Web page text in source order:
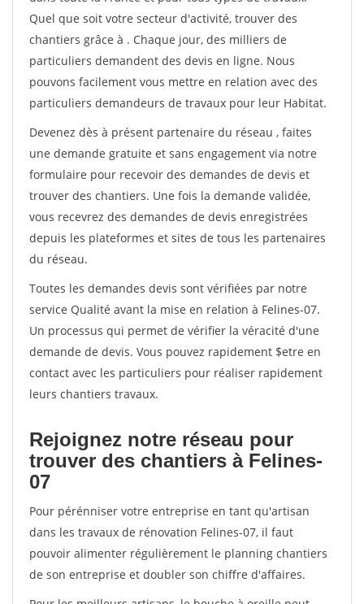
Quel que soit votre secteur d'activité, trouver des
chantiers grâce à . Chaque jour, des milliers de
particuliers demandent des devis en ligne. Nous
pouvons facilement vous mettre en relation avec des
particuliers demandeurs de travaux pour leur Habitat.
Devenez dès à présent partenaire du réseau , faites
une demande gratuite et sans engagement via notre
formulaire pour recevoir des demandes de devis et
trouver des chantiers. Une fois la demande validée,
vous recevrez des demandes de devis enregistrées
depuis les plateformes et sites de tous les partenaires
du réseau.
Toutes les demandes devis sont vérifiées par notre
service Qualité avant la mise en relation à Felines-07.
Un processus qui permet de vérifier la véracité d'une
demande de devis. Vous pouvez rapidement $etre en
contact avec les particuliers pour réaliser rapidement
leurs chantiers travaux.
Rejoignez notre réseau pour
trouver des chantiers à Felines-
07
Pour pérénniser votre entreprise en tant qu'artisan
dans les travaux de rénovation Felines-07, il faut
pouvoir alimenter régulièrement le planning chantiers
de son entreprise et doubler son chiffre d'affaires.